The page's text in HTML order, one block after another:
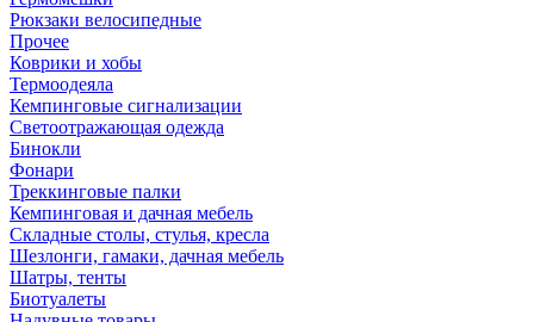
Рюкзаки велосипедные
Прочее
Коврики и хобы
Термоодеяла
Кемпинговые сигнализации
Светоотражающая одежда
Бинокли
Фонари
Треккинговые палки
Кемпинговая и дачная мебель
Складные столы, стулья, кресла
Шезлонги, гамаки, дачная мебель
Шатры, тенты
Биотуалеты